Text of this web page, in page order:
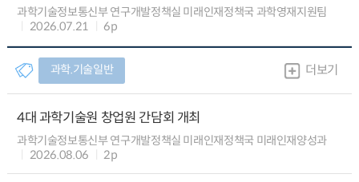
과학기술정보통신부 연구개발정책실 미래인재정책국 과학영재지원팀
2026.07.21
6p
과학.기술일반 더보기
4대 과학기술원 창업원 간담회 개최
과학기술정보통신부 연구개발정책실 미래인재정책국 미래인재양성과
2026.08.06
2p